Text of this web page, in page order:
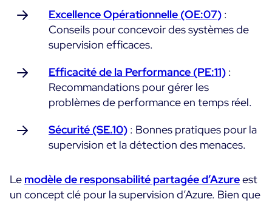
Toutes les ressources
Ebooks
Corporate
Infographies
Salle de presse
Blog
Nouveautés
Bonnes Pratiques
Témoignages Clients
Evénements
TARIFS
Centreon Infra Monitoring
Excellence Opérationnelle (OE:07) :
Conseils pour concevoir des systèmes de
supervision efficaces.
Efficacité de la Performance (PE:11) :
Recommandations pour gérer les
problèmes de performance en temps réel.
Sécurité (SE.10) : Bonnes pratiques pour la
supervision et la détection des menaces.
Le modèle de responsabilité partagée d’Azureest
un concept clé pour la supervision d’Azure. Bien que